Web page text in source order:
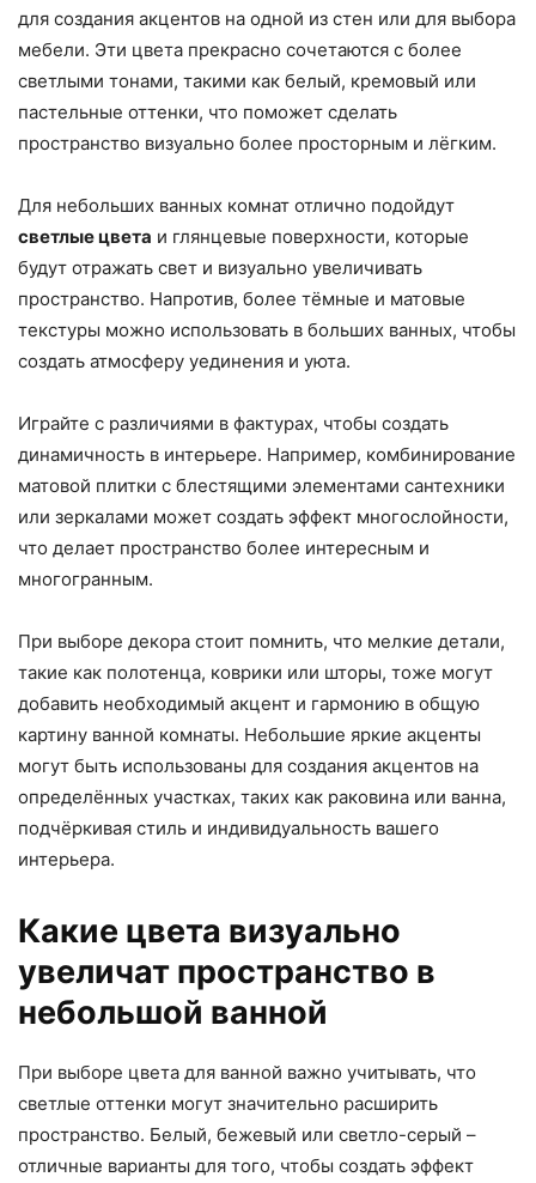
для создания акцентов на одной из стен или для выбора
мебели. Эти цвета прекрасно сочетаются с более
светлыми тонами, такими как белый, кремовый или
пастельные оттенки, что поможет сделать
пространство визуально более просторным и лёгким.
Для небольших ванных комнат отлично подойдут
светлые цвета и глянцевые поверхности, которые
будут отражать свет и визуально увеличивать
пространство. Напротив, более тёмные и матовые
текстуры можно использовать в больших ванных, чтобы
создать атмосферу уединения и уюта.
Играйте с различиями в фактурах, чтобы создать
динамичность в интерьере. Например, комбинирование
матовой плитки с блестящими элементами сантехники
или зеркалами может создать эффект многослойности,
что делает пространство более интересным и
многогранным.
При выборе декора стоит помнить, что мелкие детали,
такие как полотенца, коврики или шторы, тоже могут
добавить необходимый акцент и гармонию в общую
картину ванной комнаты. Небольшие яркие акценты
могут быть использованы для создания акцентов на
определённых участках, таких как раковина или ванна,
подчёркивая стиль и индивидуальность вашего
интерьера.
Какие цвета визуально
увеличат пространство в
небольшой ванной
При выборе цвета для ванной важно учитывать, что
светлые оттенки могут значительно расширить
пространство. Белый, бежевый или светло-серый –
отличные варианты для того, чтобы создать эффект